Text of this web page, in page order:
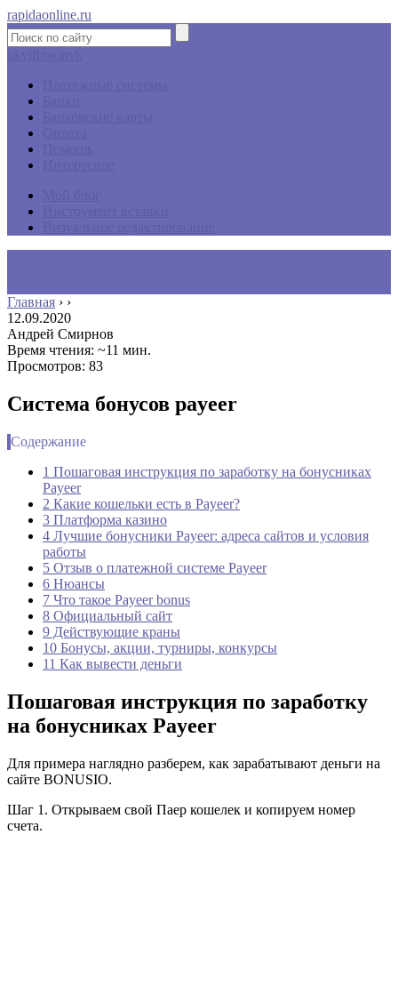
rapidaonline.ru
Главная › ›
12.09.2020
Андрей Смирнов
Время чтения: ~11 мин.
Просмотров: 83
Система бонусов payeer
Содержание
1 Пошаговая инструкция по заработку на бонусниках
Payeer
2 Какие кошельки есть в Payeer?
3 Платформа казино
4 Лучшие бонусники Payeer: адреса сайтов и условия
работы
5 Отзыв о платежной системе Payeer
6 Нюансы
7 Что такое Payeer bonus
8 Официальный сайт
9 Действующие краны
10 Бонусы, акции, турниры, конкурсы
11 Как вывести деньги
Пошаговая инструкция по заработку
на бонусниках Payeer
Для примера наглядно разберем, как зарабатывают деньги на
сайте BONUSIO.
Шаг 1. Открываем свой Паер кошелек и копируем номер
счета.